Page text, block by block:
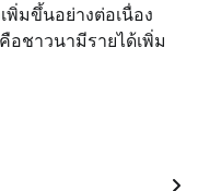
มขึ้นอย่างต่อเนื่อง
ชาวนามีรายได้เพิ่ม